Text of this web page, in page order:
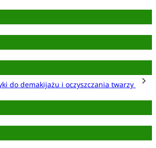
do demakijażu i oczyszczania twarzy